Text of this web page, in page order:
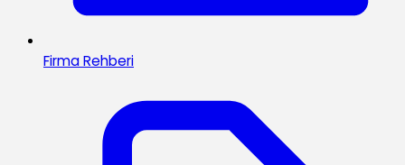
Firma Rehberi